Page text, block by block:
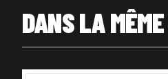
DANS LA